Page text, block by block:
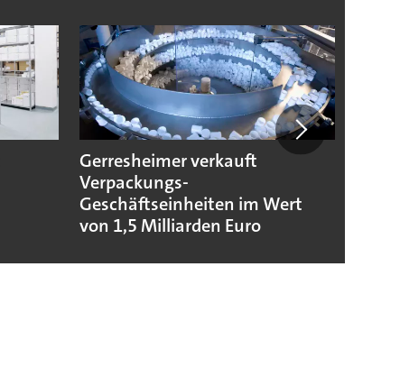
Gerresheimer verkauft
Verpackungs-
Geschäftseinheiten im Wert
von 1,5 Milliarden Euro